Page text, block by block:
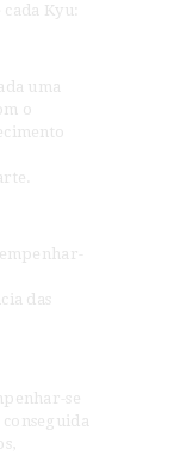
Kyu:
uma
o
das
se